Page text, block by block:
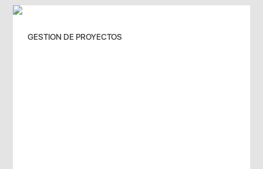
GESTION DE PROYECTOS